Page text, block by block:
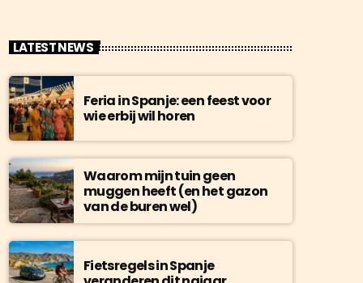
LATEST NEWS
Feria in Spanje: een feest voor
wie erbij wil horen
Waarom mijn tuin geen
muggen heeft (en het gazon
van de buren wel)
Fietsregels in Spanje